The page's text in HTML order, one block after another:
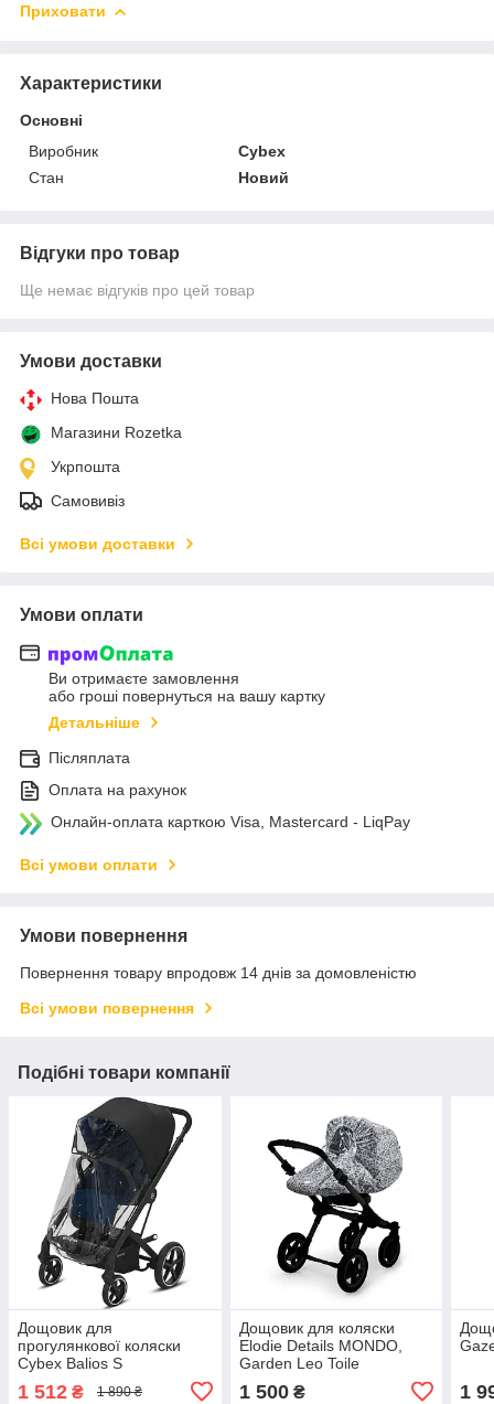
Приховати
Характеристики
Основні
Виробник
Cybex
Стан
Новий
Відгуки про товар
Ще немає відгуків про цей товар
Умови доставки
Нова Пошта
Магазини Rozetka
Укрпошта
Самовивіз
Всі умови доставки
Умови оплати
Ви отримаєте замовлення
або гроші повернуться на вашу картку
Детальніше
Післяплата
Оплата на рахунок
Онлайн-оплата карткою Visa, Mastercard - LiqPay
Всі умови оплати
Умови повернення
Повернення товару впродовж 14 днів за домовленістю
Всі умови повернення
Подібні товари компанії
Дощовик для
прогулянкової коляски
Cybex Balios S
1 512 ₴ 1 890 ₴
Дощовик для коляски
Elodie Details MONDO,
Garden Leo Toile
1 500₴ 1